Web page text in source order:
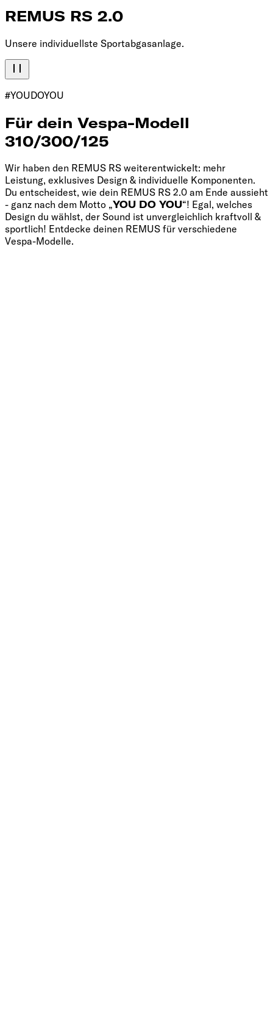
REMUS RS 2.0
Unsere individuellste Sportabgasanlage.
#YOUDOYOU
Für dein Vespa-Modell
310/300/125
Wir haben den REMUS RS weiterentwickelt: mehr
Leistung, exklusives Design & individuelle Komponenten.
Du entscheidest, wie dein REMUS RS 2.0 am Ende aussieht
- ganz nach dem Motto „YOU DO YOU“! Egal, welches
Design du wählst, der Sound ist unvergleichlich kraftvoll &
sportlich! Entdecke deinen REMUS für verschiedene
Vespa-Modelle.